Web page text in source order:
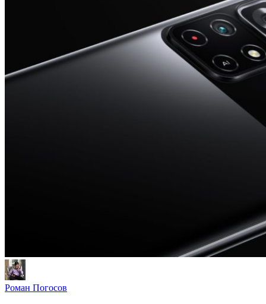
Роман Погосов